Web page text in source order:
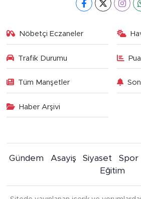
Nöbetçi Eczaneler
Trafik Durumu
Tüm Manşetler
Haber Arşivi
Gündem Asayiş Siyaset Spor
Eğitim